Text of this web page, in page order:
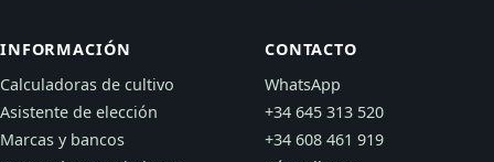
INFORMACIÓN
Calculadoras de cultivo
Asistente de elección
Marcas y bancos
CONTACTO
WhatsApp
+34 645 313 520
+34 608 461 919